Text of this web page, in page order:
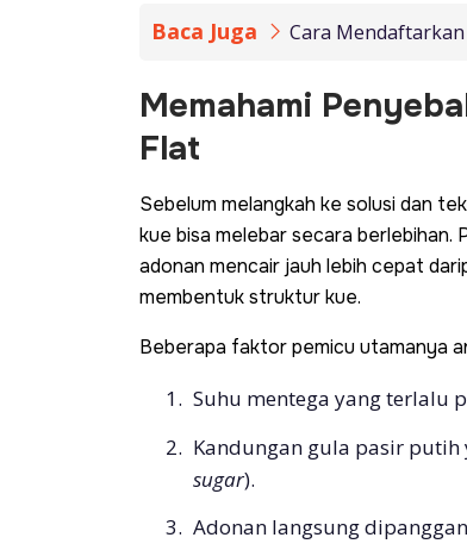
Baca Juga Cara
Memahami
Flat
Sebelum melangkah ke solusi dan
kue bisa melebar secara berlebihan.
adonan mencair jauh lebih cepat
membentuk struktur kue.
Beberapa faktor pemicu utamanya
Suhu mentega yang terlalu
Kandungan gula pasir
sugar).
Adonan langsung